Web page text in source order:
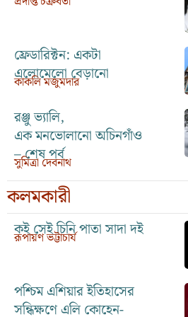
ফ্রেডারিক্টন: একটা
এলোমেলো বেড়ানো
কাকলি মজুমদার
রঞ্জু ভ্যালি,
এক মনভোলানো অচিনগাঁও
– শেষ পর্ব
সুমিত্রা দেবনাথ
কলমকারী
কই সেই চিনি পাতা সাদা দই
রূপায়ণ ভট্টাচার্য
পশ্চিম এশিয়ার ইতিহাসের
সন্ধিক্ষণে এলি কোহেন-